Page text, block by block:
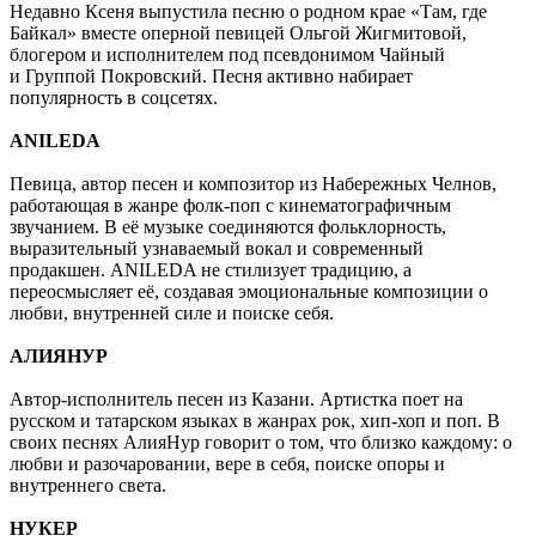
Недавно Ксеня выпустила песню о родном крае «Там, где
Байкал» вместе оперной певицей Ольгой Жигмитовой,
блогером и исполнителем под псевдонимом Чайный
и Группой Покровский. Песня активно набирает
популярность в соцсетях.
ANILEDA
Певица, автор песен и композитор из Набережных Челнов,
работающая в жанре фолк-поп с кинематографичным
звучанием. В её музыке соединяются фольклорность,
выразительный узнаваемый вокал и современный
продакшен. ANILEDA не стилизует традицию, а
переосмысляет её, создавая эмоциональные композиции о
любви, внутренней силе и поиске себя.
АЛИЯНУР
Автор-исполнитель песен из Казани. Артистка поет на
русском и татарском языках в жанрах рок, хип-хоп и поп. В
своих песнях АлияНур говорит о том, что близко каждому: о
любви и разочаровании, вере в себя, поиске опоры и
внутреннего света.
НУКЕР